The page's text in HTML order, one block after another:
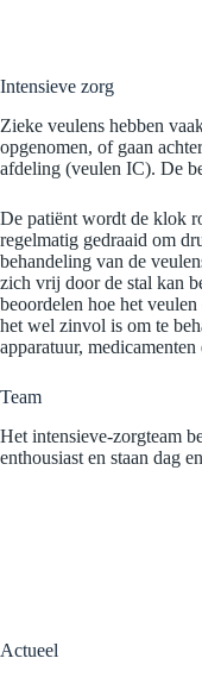
Intensieve zorg
Zieke veulens hebben
opgenomen, of gaan
afdeling (veulen IC). De
De patiënt wordt de klok
regelmatig gedraaid om
behandeling van de
zich vrij door de stal kan
beoordelen hoe het
het wel zinvol is om te
apparatuur,
Team
Het intensieve-zorgteam
enthousiast en staan dag
Actueel